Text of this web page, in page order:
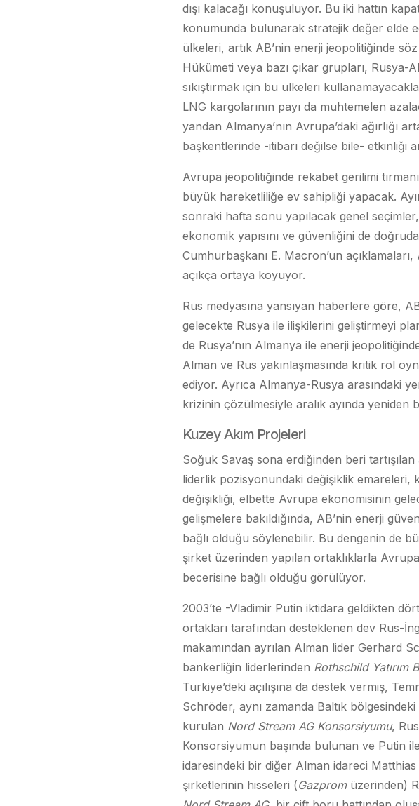
dışı kalacağı konuşuluyor. Bu iki hattın
konumunda bulunarak stratejik değer elde
ülkeleri, artık AB’nin enerji jeopolitiğinde
Hükümeti veya bazı çıkar grupları,
sıkıştırmak için bu ülkeleri
LNG kargolarının payı da muhtemelen
yandan Almanya’nın Avrupa’daki ağırlığı
başkentlerinde -itibarı değilse bile- etkinliği
Avrupa jeopolitiğinde rekabet gerilimi
büyük hareketliliğe ev sahipliği yapacak.
sonraki hafta sonu yapılacak genel
ekonomik yapısını ve güvenliğini de
Cumhurbaşkanı E. Macron’un
açıkça ortaya koyuyor.
Rus medyasına yansıyan haberlere göre,
gelecekte Rusya ile ilişkilerini geliştirmeyi
de Rusya’nın Almanya ile enerji
Alman ve Rus yakınlaşmasında kritik rol
ediyor. Ayrıca Almanya-Rusya arasındaki
krizinin çözülmesiyle aralık ayında yeniden
Kuzey Akım Projeleri
Soğuk Savaş sona erdiğinden beri
liderlik pozisyonundaki değişiklik emareleri,
değişikliği, elbette Avrupa ekonomisinin
gelişmelere bakıldığında, AB’nin enerji
bağlı olduğu söylenebilir. Bu dengenin de
şirket üzerinden yapılan ortaklıklarla
becerisine bağlı olduğu görülüyor.
2003’te -Vladimir Putin iktidara geldikten
ortakları tarafından desteklenen dev Rus-
makamından ayrılan Alman lider Gerhard
bankerliğin liderlerinden Rothschild Yatırım
Türkiye’deki açılışına da destek vermiş,
Schröder, aynı zamanda Baltık
kurulan Nord Stream AG Konsorsiyumu,
Konsorsiyumun başında bulunan ve Putin
idaresindeki bir diğer Alman idareci
şirketlerinin hisseleri (Gazpromüzerinden)